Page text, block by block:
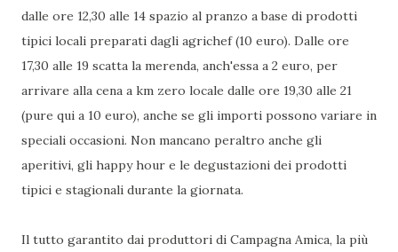
dalle ore 12,30 alle 14 spazio al pranzo a base di prodotti
tipici locali preparati dagli agrichef (10 euro). Dalle ore
17,30 alle 19 scatta la merenda, anch'essa a 2 euro, per
arrivare alla cena a km zero locale dalle ore 19,30 alle 21
(pure qui a 10 euro), anche se gli importi possono variare in
speciali occasioni. Non mancano peraltro anche gli
aperitivi, gli happy hour e le degustazioni dei prodotti
tipici e stagionali durante la giornata.
Il tutto garantito dai produttori di Campagna Amica, la più